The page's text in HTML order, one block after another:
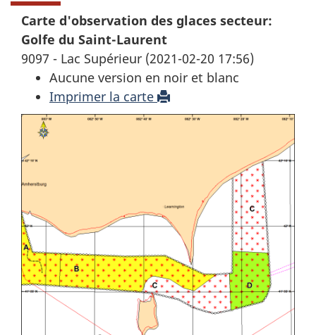
Carte d'observation des glaces secteur:
Golfe du Saint-Laurent
9097 - Lac Supérieur (2021-02-20 17:56)
Aucune version en noir et blanc
Imprimer la carte